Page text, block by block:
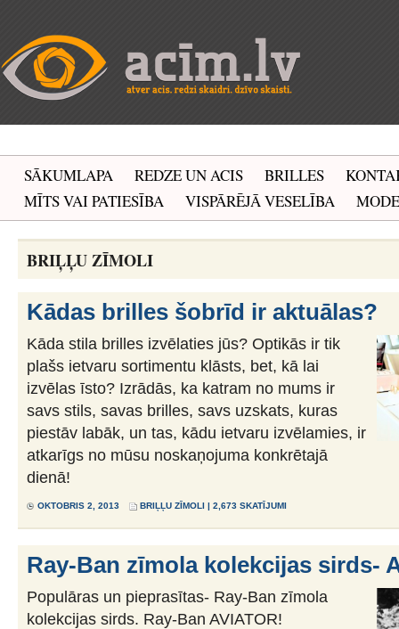
SĀKUMLAPA REDZE UN ACIS BRILLES
MĪTS VAI PATIESĪBA
VISPĀRĒJĀ VESELĪBA MODE
BRIĻĻU ZĪMOLI
Kādas brilles šobrīd ir aktuālas?
Kāda stila brilles izvēlaties jūs? Optikās ir tik
plašs ietvaru sortimentu klāsts, bet, kā lai
izvēlas īsto? Izrādās, ka katram no mums ir
savs stils, savas brilles, savs uzskats, kuras
piestāv labāk, un tas, kādu ietvaru izvēlamies, ir
atkarīgs no mūsu noskaņojuma konkrētajā
dienā!
OKTOBRIS 2, 2013 BRIĻĻU ZĪMOLI | 2,673 SKATĪJUMI
Ray-Ban zīmola kolekcijas sirds-
Populāras un pieprasītas- Ray-Ban zīmola
kolekcijas sirds. Ray-Ban AVIATOR!